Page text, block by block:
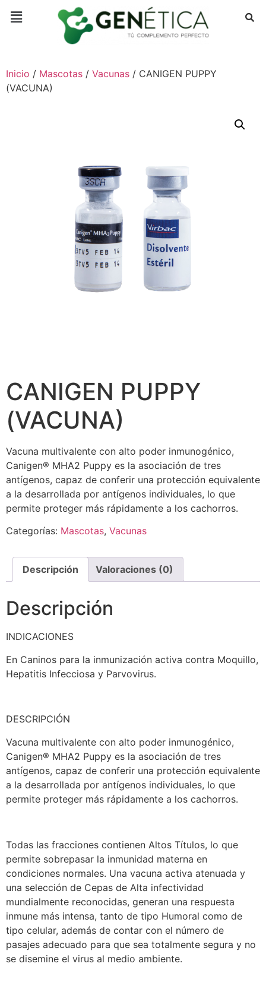
Inicio / Mascotas / Vacunas / CANIGEN PUPPY
(VACUNA)
CANIGEN PUPPY
(VACUNA)
Vacuna multivalente con alto poder inmunogénico,
Canigen® MHA2 Puppy es la asociación de tres
antígenos, capaz de conferir una protección equivalente
a la desarrollada por antígenos individuales, lo que
permite proteger más rápidamente a los cachorros.
Categorías: Mascotas, Vacunas
Descripción Valoraciones (0)
Descripción
INDICACIONES
En Caninos para la inmunización activa contra Moquillo,
Hepatitis Infecciosa y Parvovirus.
DESCRIPCIÓN
Vacuna multivalente con alto poder inmunogénico,
Canigen® MHA2 Puppy es la asociación de tres
antígenos, capaz de conferir una protección equivalente
a la desarrollada por antígenos individuales, lo que
permite proteger más rápidamente a los cachorros.
Todas las fracciones contienen Altos Títulos, lo que
permite sobrepasar la inmunidad materna en
condiciones normales. Una vacuna activa atenuada y
una selección de Cepas de Alta infectividad
mundialmente reconocidas, generan una respuesta
inmune más intensa, tanto de tipo Humoral como de
tipo celular, además de contar con el número de
pasajes adecuado para que sea totalmente segura y no
se disemine el virus al medio ambiente.